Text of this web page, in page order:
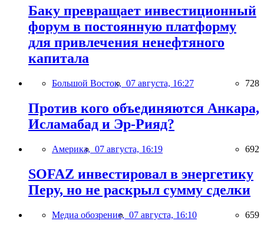
Баку превращает инвестиционный
форум в постоянную платформу
для привлечения ненефтяного
капитала
Большой Восток, 07 августа, 16:27 728
Против кого объединяются Анкара,
Исламабад и Эр-Рияд?
Америка, 07 августа, 16:19 692
SOFAZ инвестировал в энергетику
Перу, но не раскрыл сумму сделки
Медиа обозрение, 07 августа, 16:10 659